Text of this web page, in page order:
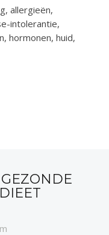
allergieën,
intolerantie,
hormonen, huid,